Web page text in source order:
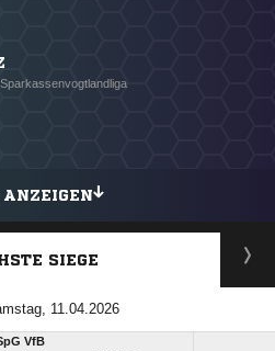
SIEGE
11.04.2026
VfB